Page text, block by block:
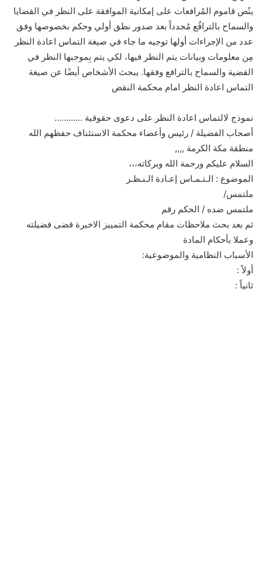
ينُص قاموم المُرافعات على إمكانية الموافقة على النظر في القضايا
والسماح بالترافُع مُجدداً بعد صدور نطق أولي وحكم بخصوصها وفق
عدد من الإجراءات أولها توجيه ما جاء في صيغة التماس اعادة النظر
مِن معلومات وبيانات يتم النظر فيها، لكي يتم بِموجبها النظر في
القضية والسماح بالترافع وفقها. يبحث الأشخاص أيضًا عن صيغة
التماس اعادة النظر امام محكمة النقض
نموذج لالتماس اعادة النظر على دعوى حقوقية …………
أصحاب الفضيلة / رئيس وأعضاء محكمة الاستئناف حفظهم الله
منطقة مكة الكرمة ,,,,
السلام عليكم ورحمة الله وبركاته،،،
الموضوع : الـتـمـاس إعـادة الـنـظـر
ملتمس/
ملتمس ضده / الحكم رقم
ثم بعد بحث ملاحظات مقام محكمة التمييز الاخيرة قضى فضيلته
وعملا بأحكام المادة
الأسباب النظامية والموضوعية:
أولاً :
ثانياً :